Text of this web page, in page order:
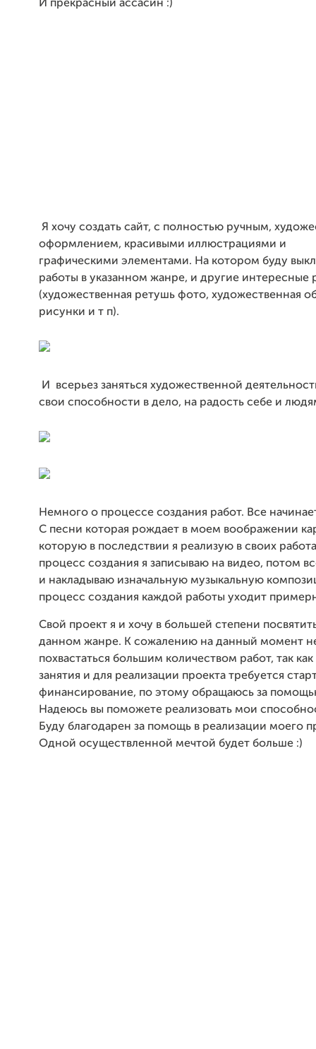
И прекрасный ассасин :)
Я хочу создать сайт, с полностью ручным,
оформлением, красивыми иллюстрациями и
графическими элементами. На котором буду
работы в указанном жанре, и другие интересные
(художественная ретушь фото, художественная
рисунки и т п).
И всерьез заняться художественной
свои способности в дело, на радость себе и
Немного о процессе создания работ. Все
С песни которая рождает в моем воображении
которую в последствии я реализую в своих
процесс создания я записываю на видео, потом
и накладываю изначальную музыкальную
процесс создания каждой работы уходит
Свой проект я и хочу в большей степени
данном жанре. К сожалению на данный момент
похвастаться большим количеством работ, так как
занятия и для реализации проекта требуется
финансирование, по этому обращаюсь за
Надеюсь вы поможете реализовать мои
Буду благодарен за помощь в реализации моего
Одной осуществленной мечтой будет больше :)